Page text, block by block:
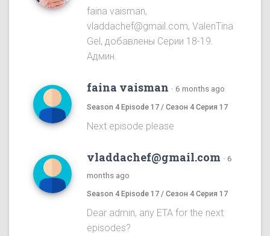
faina vaisman,
vladdachef@gmail.com, ValenTina
Gel, добавлены Серии 18-19.
Админ.
faina vaisman · 6 months ago
Season 4 Episode 17 / Сезон 4 Серия 17
Next episode please
vladdachef@gmail.com · 6
months ago
Season 4 Episode 17 / Сезон 4 Серия 17
Dear admin, any ETA for the next
episodes?